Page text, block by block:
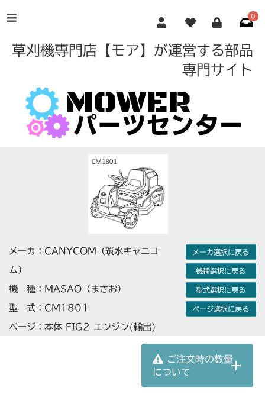
0
草刈機専門店【モア】が運営する部品
専門サイト
メーカ：CANYCOM（筑水キャニコ
ム）
機 種：MASAO（まさお）
型 式：CM1801
ページ：本体 FIG2 エンジン(輸出)
メーカ選択に戻る
機種選択に戻る
型式選択に戻る
ページ選択に戻る
ご注文時の数量
について